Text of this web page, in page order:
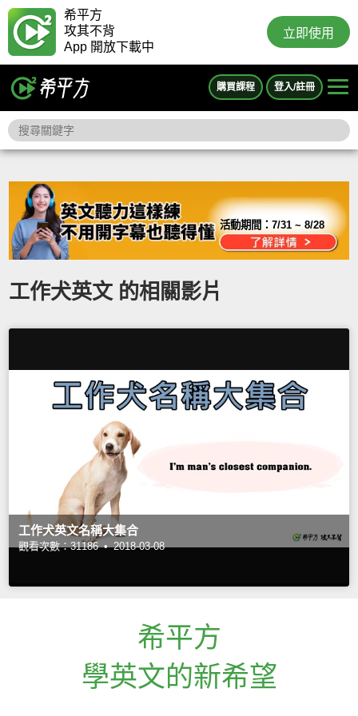
希平方
攻其不背
App 開放下載中
立即使用
購買課程 登入/註冊
活動期間：7/31 ~ 8/28
工作犬英文 的相關影片
工作犬英文名稱大集合
觀看次數：31186 • 2018-03-08
希平方
學英文的新希望